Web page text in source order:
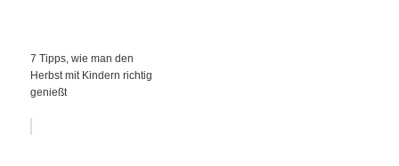
7 Tipps, wie man den
Herbst mit Kindern richtig
genießt